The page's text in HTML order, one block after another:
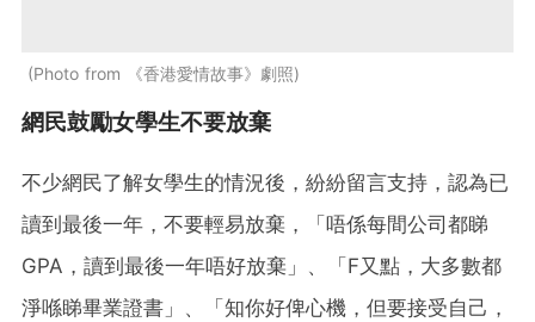
Photo from 《香港愛情故事》劇照
網民鼓勵女學生不要放棄
不少網民了解女學生的情況後，紛紛留言支持，認為已
讀到最後一年，不要輕易放棄，「唔係每間公司都睇
GPA，讀到最後一年唔好放棄」、「F又點，大多數都
淨喺睇畢業證書」、「知你好俾心機，但要接受自己，